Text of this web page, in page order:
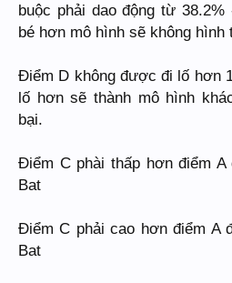
buộc phải dao động từ
bé hơn mô hình sẽ không hình
Điểm D không được đi lố hơn
lố hơn sẽ thành mô hình
bại.
Điểm C phài thấp hơn điểm
Bat
Điểm C phải cao hơn điểm A
Bat